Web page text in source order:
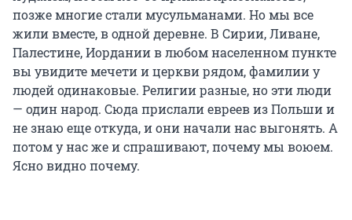
позже многие стали мусульманами. Но мы все
жили вместе, в одной деревне. В Сирии, Ливане,
Палестине, Иордании в любом населенном пункте
вы увидите мечети и церкви рядом, фамилии у
людей одинаковые. Религии разные, но эти люди
— один народ. Сюда прислали евреев из Польши и
не знаю еще откуда, и они начали нас выгонять. А
потом у нас же и спрашивают, почему мы воюем.
Ясно видно почему.